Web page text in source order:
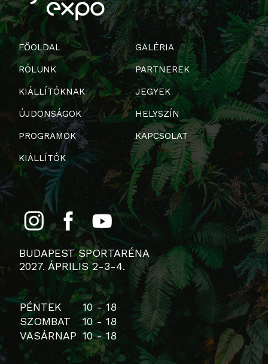
FŐOLDAL
RÓLUNK
KIÁLLÍTÓKNAK
ÚJDONSÁGOK
PROGRAMOK
KIÁLLÍTÓK
GALÉRIA
PARTNEREK
JEGYEK
HELYSZÍN
KAPCSOLAT
BUDAPEST SPORTARÉNA
2027. ÁPRILIS 2-3-4.
PÉNTEK
10 - 18
SZOMBAT
10 - 18
VASÁRNAP 10 - 18